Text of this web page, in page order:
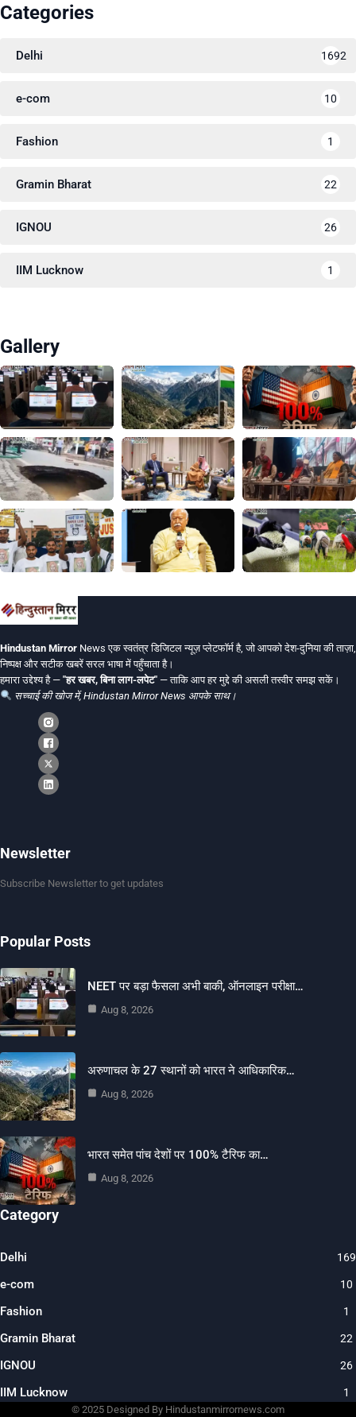
Categories
Delhi 1692
e-com 10
Fashion 1
Gramin Bharat 22
IGNOU 26
IIM Lucknow 1
Gallery
Hindustan Mirror News एक स्वतंत्र डिजिटल न्यूज़ प्लेटफॉर्म है, जो आपको देश-दुनिया की ताज़ा,
निष्पक्ष और सटीक खबरें सरल भाषा में पहुँचाता है।
हमारा उद्देश्य है — "हर खबर, बिना लाग-लपेट" — ताकि आप हर मुद्दे की असली तस्वीर समझ सकें।
सच्चाई की खोज में, Hindustan Mirror News आपके साथ।
Newsletter
Subscribe Newsletter to get updates
Popular Posts
NEET पर बड़ा फैसला अभी बाकी, ऑनलाइन परीक्षा…
Aug 8, 2026
अरुणाचल के 27 स्थानों को भारत ने आधिकारिक…
Aug 8, 2026
भारत समेत पांच देशों पर 100% टैरिफ का…
Aug 8, 2026
Category
Delhi
e-com 10
Fashion 1
Gramin Bharat 22
IGNOU 26
IIM Lucknow 1
© 2025 Designed By Hindustanmirrornews.com